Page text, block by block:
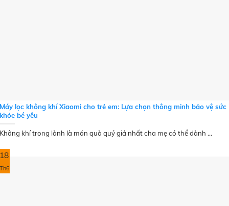
Máy lọc không khí Xiaomi cho trẻ em: Lựa chọn thông minh bảo vệ sức
khỏe bé yêu
Không khí trong lành là món quà quý giá nhất cha mẹ có thể dành ...
18
Th6